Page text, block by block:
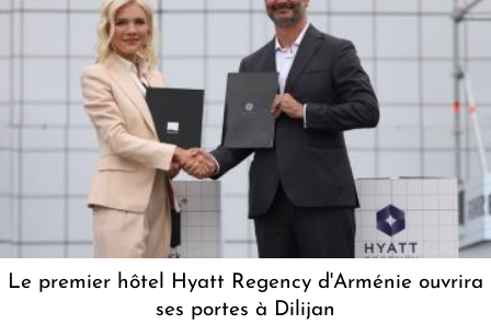
Le premier hôtel Hyatt Regency d'Arménie ouvrira
ses portes à Dilijan